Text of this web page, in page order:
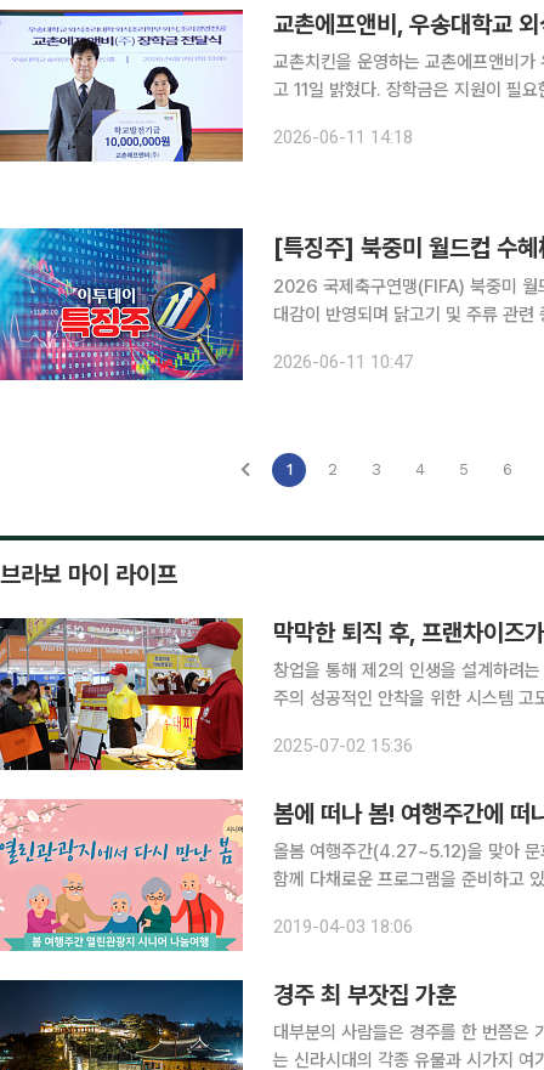
교촌에프앤비, 우송대학교
교촌치킨을 운영하는 교촌에프앤비
고 11일 밝혔다. 장학금은 지원이 필
다. 이번 장학금은 외식·조리 분야를
2026-06-11 14:18
2026 국제축구연맹(FIFA) 북중미 월
대감이 반영되며 닭고기 및 주류 관련 종목들이
(26.47%), 푸드나무(12.20%), 체
2026-06-11 10:47
1 2 3 4 5 6
브라보 마이 라이프
막막한 퇴직 후, 프랜차이즈
창업을 통해 제2의 인생을 설계하려
주의 성공적인 안착을 위한 시스템 고도화에 나섰다. 서울시가 발표
이러한 흐름 속에서 더벤티, 컴포즈커
2025-07-02 15:36
봄에 떠나 봄! 여행주간에 떠
올봄 여행주간(4.27~5.12)을 맞아 문
함께 다채로운 프로그램을 준비하고
(travelweek.visitkorea.or.kr)에서
2019-04-03 18:06
경주 최 부잣집 가훈
대부분의 사람들은 경주를 한 번쯤은
는 신라시대의 각종 유물과 시가지 여